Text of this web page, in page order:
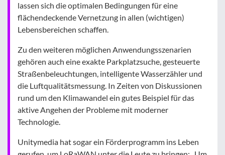
lassen sich die optimalen Bedingungen für eine
flächendeckende Vernetzung in allen (wichtigen)
Lebensbereichen schaffen.
Zu den weiteren möglichen Anwendungsszenarien
gehören auch eine exakte Parkplatzsuche, gesteuerte
Straßenbeleuchtungen, intelligente Wasserzähler und
die Luftqualitätsmessung. In Zeiten von Diskussionen
rund um den Klimawandel ein gutes Beispiel für das
aktive Angehen der Probleme mit moderner
Technologie.
Unitymedia hat sogar ein Förderprogramm ins Leben